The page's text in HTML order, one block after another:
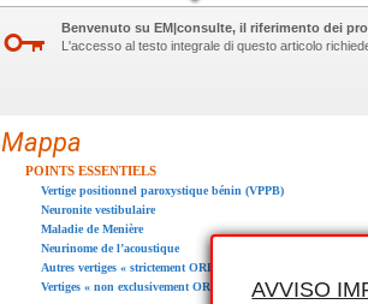
AVVISO
Benvenuto su EM|consulte, il riferimento dei
L'accesso al testo integrale di questo articolo
Mappa
POINTS ESSENTIELS
Vertige positionnel paroxystique bénin (VPPB)
Neuronite vestibulaire
Maladie de Menière
Neurinome de l’acoustique
Autres vertiges « strictement ORL »
Vertiges « non exclusivement ORL »